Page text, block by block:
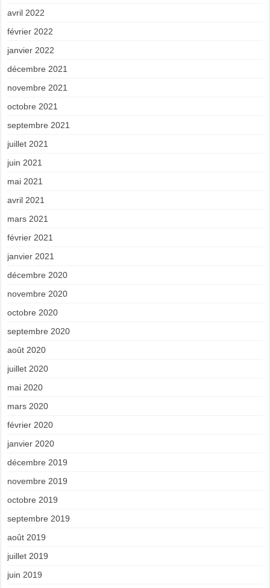
avril 2022
février 2022
janvier 2022
décembre 2021
novembre 2021
octobre 2021
septembre 2021
juillet 2021
juin 2021
mai 2021
avril 2021
mars 2021
février 2021
janvier 2021
décembre 2020
novembre 2020
octobre 2020
septembre 2020
août 2020
juillet 2020
mai 2020
mars 2020
février 2020
janvier 2020
décembre 2019
novembre 2019
octobre 2019
septembre 2019
août 2019
juillet 2019
juin 2019